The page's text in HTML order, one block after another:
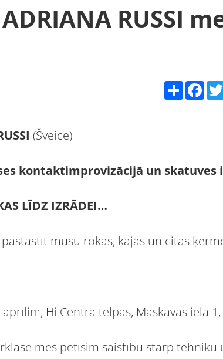
ADRIANA RUSSI
Share
(Šveice)
kontaktimprovizācijā un skatuves
LĪDZ IZRĀDEI…
mūsu rokas, kājas un citas
Hi Centra telpās, Maskavas ielā 1,
mēs pētīsim saistību starp tehniku